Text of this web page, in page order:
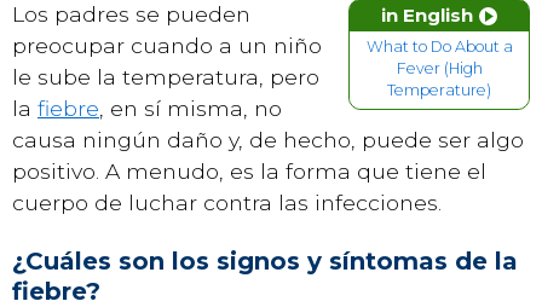
in English
What to Do About a
Fever (High
Temperature)
Los padres se pueden
preocupar cuando a un niño
le sube la temperatura, pero
la fiebre , en sí misma, no
causa ningún daño y, de hecho, puede ser algo
positivo. A menudo, es la forma que tiene el
cuerpo de luchar contra las infecciones.
¿Cuáles son los signos y síntomas de la
fiebre?